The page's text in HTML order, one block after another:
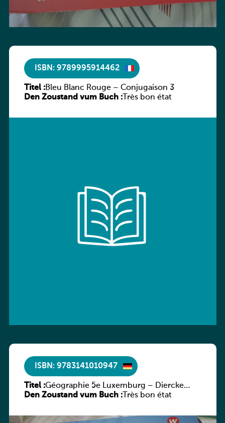
ISBN: 9789995914462
Titel :Bleu Blanc Rouge – Conjugaison 3
Den Zoustand vum Buch :Très bon état
ISBN: 9783141010947
Titel :Géographie 5e Luxemburg – Diercke
Praxis
Den Zoustand vum Buch :Très bon état